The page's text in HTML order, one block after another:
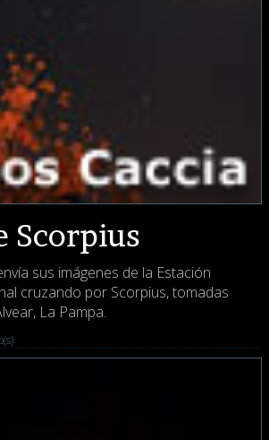
Scorpius
sus imágenes de la Estación
cruzando por Scorpius, tomadas
La Pampa.